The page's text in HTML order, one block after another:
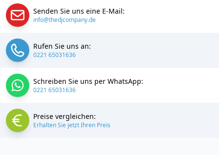
Senden Sie uns eine E-Mail:
info@thedjcompany.de
Rufen Sie uns an:
0221 65031636
Schreiben Sie uns per WhatsApp:
0221 65031636
Preise vergleichen:
Erhalten Sie jetzt Ihren Preis